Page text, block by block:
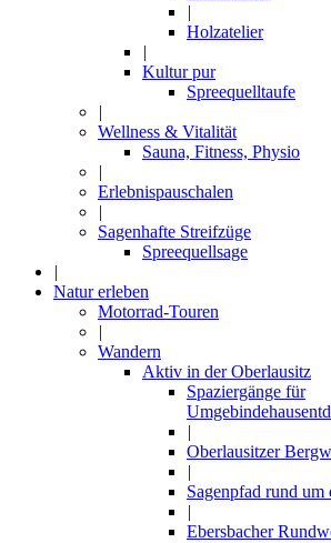
|
Holzatelier
|
Kultur pur
Spreequelltaufe
|
Wellness & Vitalität
Sauna, Fitness, Physio
|
Erlebnispauschalen
|
Sagenhafte Streifzüge
Spreequellsage
|
Natur erleben
Motorrad-Touren
|
Wandern
Aktiv in der Oberlausitz
Spaziergänge für
|
Oberlausitzer
|
Sagenpfad rund
|
Ebersbacher